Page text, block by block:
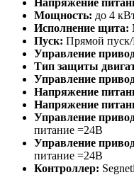
Мощность: до 4
Исполнение щита:
Пуск: Прямой пуск/
Управление
Тип защиты
Управление
Напряжение
Напряжение
Управление
питание =24В
Управление
питание =24В
Контроллер: